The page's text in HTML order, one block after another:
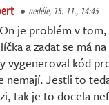
neděle, 15. 11., 14:45
je problém v
a zadat se má
vygeneroval kód
nemají. Jestli to
tak je to docela